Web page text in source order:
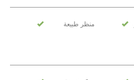
منظر طبيعة